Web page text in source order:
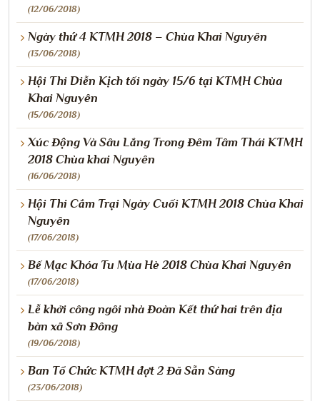
(12/06/2018)
Ngày thứ 4 KTMH 2018 – Chùa Khai Nguyên
(13/06/2018)
Hội Thi Diễn Kịch tối ngày 15/6 tại KTMH Chùa
Khai Nguyên
(15/06/2018)
Xúc Động Và Sâu Lắng Trong Đêm Tâm Thái KTMH
2018 Chùa khai Nguyên
(16/06/2018)
Hội Thi Cắm Trại Ngày Cuối KTMH 2018 Chùa Khai
Nguyên
(17/06/2018)
Bế Mạc Khóa Tu Mùa Hè 2018 Chùa Khai Nguyên
(17/06/2018)
Lễ khởi công ngôi nhà Đoàn Kết thứ hai trên địa
bàn xã Sơn Đông
(19/06/2018)
Ban Tổ Chức KTMH đợt 2 Đã Sẵn Sàng
(23/06/2018)